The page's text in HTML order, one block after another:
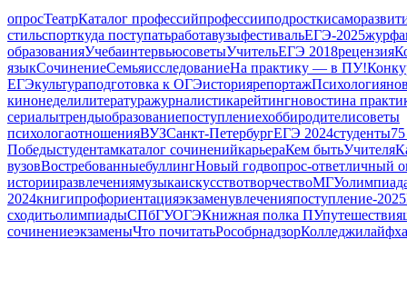
опросТеатрКаталог профессийпрофессииподростки
стильспорткуда поступатьработавузыфестивальЕГЭ-2025
образованияУчебаинтервьюсоветыУчительЕГЭ 2018рецензия
языкСочинениеСемьяисследованиеНа практику — в ПУ!
ЕГЭкультураподготовка к ОГЭисториярепортажПсихология
кинонеделилитературажурналистикарейтингновостина
сериалытрендыобразованиепоступлениехоббиродителисоветы
психологаотношенияВУЗСанкт-ПетербургЕГЭ 2024студенты
Победыстудентамкаталог сочиненийкарьераКем бытьУчителя
вузовВостребованныебуллингНовый годвопрос-ответличный
историиразвлечениямузыкаискусствотворчествоМГУ
2024книгипрофориентацияэкзаменувлеченияпоступление-2025
сходитьолимпиадыСПбГУОГЭКнижная полка ПУпутешествия
сочинениеэкзаменыЧто почитатьРособрнадзорКолледжи